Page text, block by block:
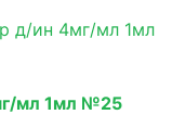
мл 1мл №25